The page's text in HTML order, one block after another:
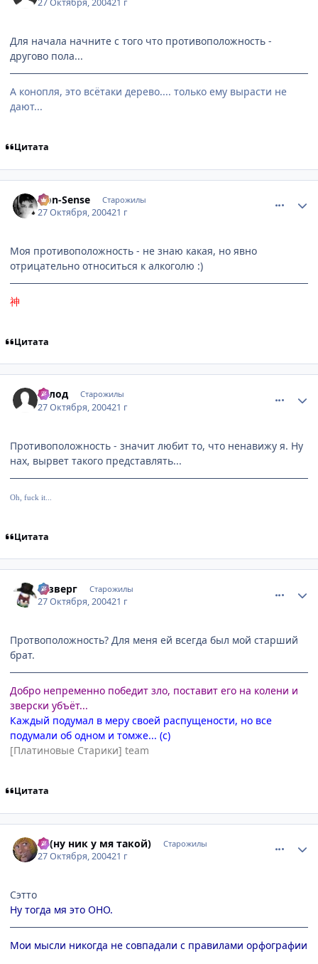
27 Октября, 200421 г
Для начала начните с того что противоположность -
другово пола...
А конопля, это всётаки дерево.... только ему вырасти не
дают...
Цитата
Non-Sense Старожилы
27 Октября, 200421 г
Моя противоположность - не знаю какая, но явно
отрицательно относиться к алкоголю :)
神
Цитата
Голод Старожилы
27 Октября, 200421 г
Противоположность - значит любит то, что ненавижу я. Ну
нах, вырвет такого представлять...
Oh, fuck it...
Цитата
Юзверг Старожилы
27 Октября, 200421 г
Протвоположность? Для меня ей всегда был мой старший
брат.
Добро непременно победит зло, поставит его на колени и
зверски убъёт...
Каждый подумал в меру своей распущености, но все
подумали об одном и томже... (с)
[Платиновые Старики] team
Цитата
Pj (ну ник у мя такой) Старожилы
27 Октября, 200421 г
Сэтто
Ну тогда мя это ОНО.
Мои мысли никогда не совпадали с правилами орфографии